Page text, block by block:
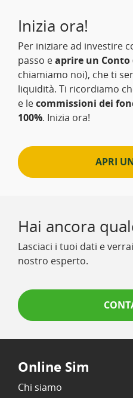
Inizia ora!
Per iniziare ad investire
passo eaprire un Conto
chiamiamo noi), che ti
liquidità. Ti ricordiamo
e lecommissioni dei
100%. Inizia ora!
APRI
Hai ancora
Lasciaci i tuoi dati e
nostro esperto.
Online Sim
Chi siamo